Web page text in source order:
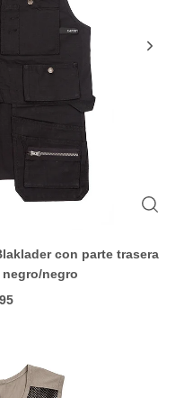
con parte trasera
negro/negro